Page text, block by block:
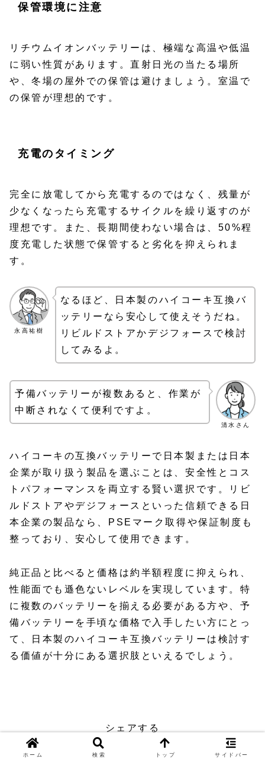
保管環境に注意
リチウムイオンバッテリーは、極端な高温や低温
に弱い性質があります。直射日光の当たる場所
や、冬場の屋外での保管は避けましょう。室温で
の保管が理想的です。
充電のタイミング
完全に放電してから充電するのではなく、残量が
少なくなったら充電するサイクルを繰り返すのが
理想です。また、長期間使わない場合は、50%程
度充電した状態で保管すると劣化を抑えられま
す。
永高祐樹
なるほど、日本製のハイコーキ互換バ
ッテリーなら安心して使えそうだね。
リビルドストアかデジフォースで検討
してみるよ。
清水さん
予備バッテリーが複数あると、作業が
中断されなくて便利ですよ。
ハイコーキの互換バッテリーで日本製または日本
企業が取り扱う製品を選ぶことは、安全性とコス
トパフォーマンスを両立する賢い選択です。リビ
ルドストアやデジフォースといった信頼できる日
本企業の製品なら、PSEマーク取得や保証制度も
整っており、安心して使用できます。
純正品と比べると価格は約半額程度に抑えられ、
性能面でも遜色ないレベルを実現しています。特
に複数のバッテリーを揃える必要がある方や、予
備バッテリーを手頃な価格で入手したい方にとっ
て、日本製のハイコーキ互換バッテリーは検討す
る価値が十分にある選択肢といえるでしょう。
シェアする
Facebook はてブ
ホーム 検索 トップ サイドバー